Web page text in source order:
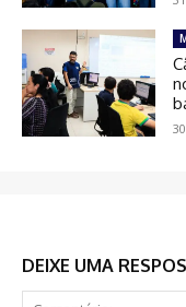
DEIXE UMA